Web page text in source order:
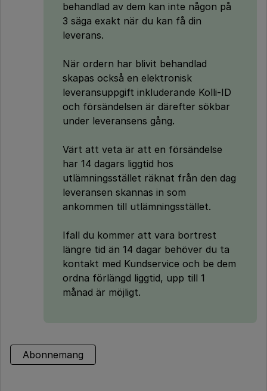
behandlad av dem kan inte någon på
3 säga exakt när du kan få din
leverans.
När ordern har blivit behandlad
skapas också en elektronisk
leveransuppgift inkluderande Kolli-ID
och försändelsen är därefter sökbar
under leveransens gång.
Värt att veta är att en försändelse
har 14 dagars liggtid hos
utlämningsstället räknat från den dag
leveransen skannas in som
ankommen till utlämningsstället.
Ifall du kommer att vara bortrest
längre tid än 14 dagar behöver du ta
kontakt med Kundservice och be dem
ordna förlängd liggtid, upp till 1
månad är möjligt.
Abonnemang